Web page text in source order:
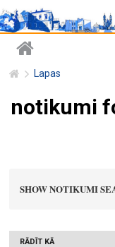
Lapas
notikumi
i
SHOW NOTIKUMI
RĀDĪT KĀ